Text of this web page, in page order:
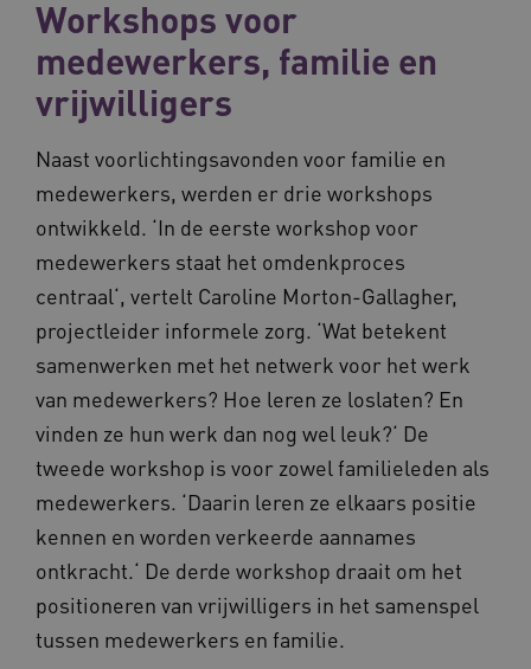
Workshops voor
medewerkers, familie en
vrijwilligers
Naast voorlichtingsavonden voor familie en
medewerkers, werden er drie workshops
ontwikkeld. ‘In de eerste workshop voor
medewerkers staat het omdenkproces
centraal‘, vertelt Caroline Morton-Gallagher,
projectleider informele zorg. ‘Wat betekent
samenwerken met het netwerk voor het werk
van medewerkers? Hoe leren ze loslaten? En
vinden ze hun werk dan nog wel leuk?‘ De
tweede workshop is voor zowel familieleden als
medewerkers. ‘Daarin leren ze elkaars positie
kennen en worden verkeerde aannames
ontkracht.‘ De derde workshop draait om het
positioneren van vrijwilligers in het samenspel
tussen medewerkers en familie.
CookieScriptConsent
Amazon.com Inc.
m906.waardigheidentrots.nl
VISITOR_PRIVACY_METADATA
YouTube